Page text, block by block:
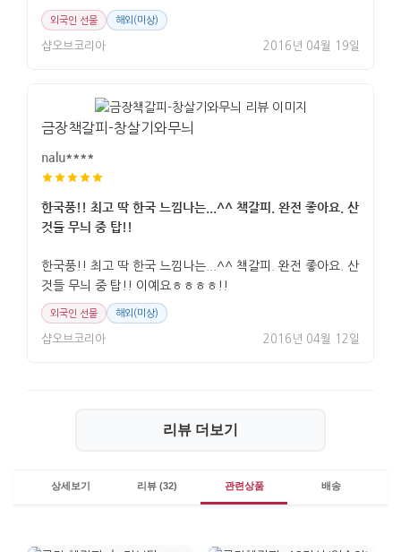
외국인 선물 해외(미상)
샵오브코리아 2016년 04월 19일
금장책갈피-창살기와무늬
nalu****
한국풍!! 최고 딱 한국 느낌나는...^^ 책갈피. 완전 좋아요. 산
것들 무늬 중 탑!!
한국풍!! 최고 딱 한국 느낌나는...^^ 책갈피. 완전 좋아요. 산
것들 무늬 중 탑!! 이예요ㅎㅎㅎㅎ!!
외국인 선물 해외(미상)
샵오브코리아 2016년 04월 12일
리뷰 더보기
상세보기 리뷰 (32) 관련상품 배송